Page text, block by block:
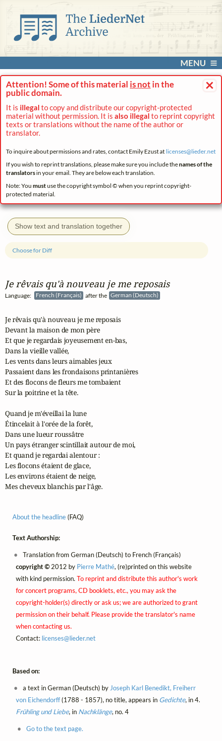
MENU
×
Attention! Some of this material is not in the
public domain.
It is illegal to copy and distribute our copyright-protected
material without permission. It is also illegal to reprint copyright
texts or translations without the name of the author or
translator.
To inquire about permissions and rates, contact Emily Ezust at licenses@lieder.net
If you wish to reprint translations, please make sure you include thenames of the
translatorsin your email. They are below each translation.
Note: You mustuse the copyright symbol © when you reprint copyright-
protected material.
Show text and translation together
Je rêvais qu'à nouveau je me reposais
Language: French (Français) after the German (Deutsch)
Choose for Diff
Je rêvais qu'à nouveau je me reposais
Devant la maison de mon père
Et que je regardais joyeusement en-bas,
Dans la vieille vallée,
Les vents dans leurs aimables jeux
Passaient dans les frondaisons printanières
Et des flocons de fleurs me tombaient
Sur la poitrine et la tête.
Quand je m'éveillai la lune
Étincelait à l'orée de la forêt,
Dans une lueur roussâtre
Un pays étranger scintillait autour de moi,
Et quand je regardai alentour :
Les flocons étaient de glace,
Les environs étaient de neige,
Mes cheveux blanchis par l'âge.
About the headline(FAQ)
Text Authorship:
Translation from German (Deutsch) to French (Français)
copyright ©2012 by Pierre Mathé, (re)printed on this website
with kind permission. To reprint and distribute this author's work
for concert programs, CD booklets, etc., you may ask the
copyright-holder(s) directly or ask us; we are authorized to grant
permission on their behalf. Please provide the translator's name
when contacting us.
Contact: licenses@lieder.net
Based on:
a text in German (Deutsch) byJoseph Karl Benedikt, Freiherr
von Eichendorff(1788 - 1857), no title, appears in Gedichte, in 4.
Frühling und Liebe, in Nachklänge, no. 4
Go to the text page.